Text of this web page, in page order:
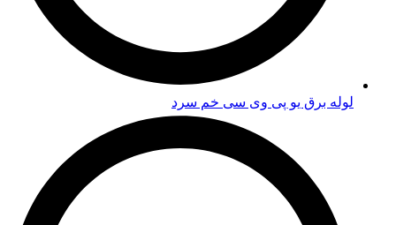
لوله برق یو پی وی سی خم سرد